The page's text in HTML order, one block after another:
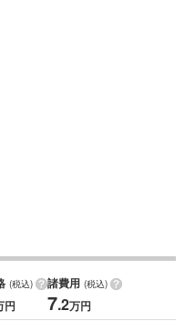
(税込)
円
諸費用 (税込)
7.2万円
6.3万km